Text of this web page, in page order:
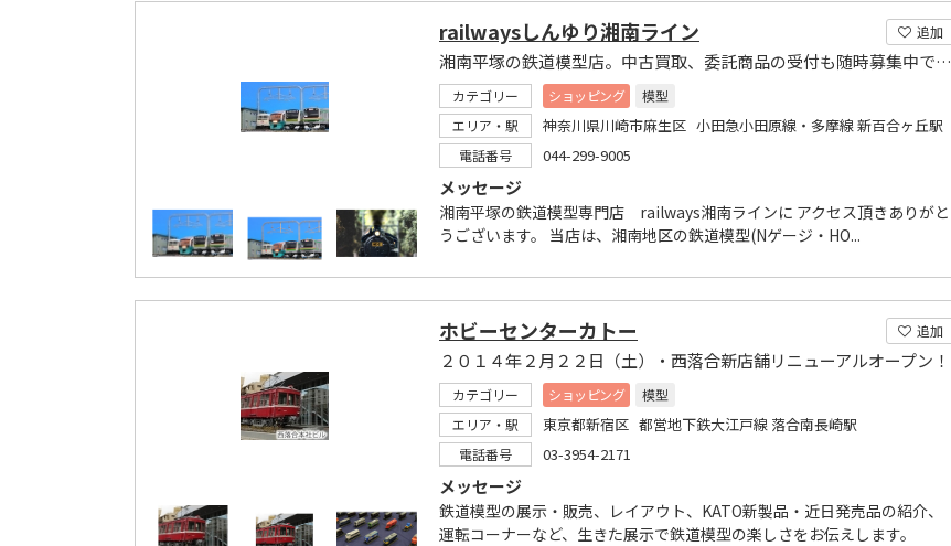
追加
railwaysしんゆり湘南ライン
湘南平塚の鉄道模型店。中古買取、委託商品の受付も随時募集中です。
カテゴリー ショッピング
模型
エリア・駅
神奈川県川崎市麻生区 小田急小田原線・多摩線 新百合ヶ丘駅
電話番号 044-299-9005
メッセージ
湘南平塚の鉄道模型専門店 railways湘南ラインに アクセス頂きありがと
うございます。 当店は、湘南地区の鉄道模型(Nゲージ・HO...
追加
ホビーセンターカトー
２０１４年２月２２日（土）・西落合新店舗リニューアルオープン！
カテゴリー ショッピング
模型
エリア・駅
東京都新宿区 都営地下鉄大江戸線 落合南長崎駅
電話番号 03-3954-2171
メッセージ
鉄道模型の展示・販売、レイアウト、KATO新製品・近日発売品の紹介、
運転コーナーなど、生きた展示で鉄道模型の楽しさをお伝えします。